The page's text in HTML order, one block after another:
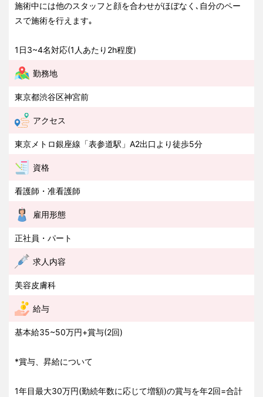
施術中には他のスタッフと顔を合わせがほぼなく､自分のペー
スで施術を行えます｡
1日3~4名対応(1人あたり2h程度)
勤務地
東京都渋谷区神宮前
アクセス
東京メトロ銀座線「表参道駅」A2出口より徒歩5分
資格
看護師・准看護師
雇用形態
正社員・パート
求人内容
美容皮膚科
給与
基本給35~50万円+賞与(2回)
*賞与、昇給について
1年目最大30万円(勤続年数に応じて増額)の賞与を年2回=合計